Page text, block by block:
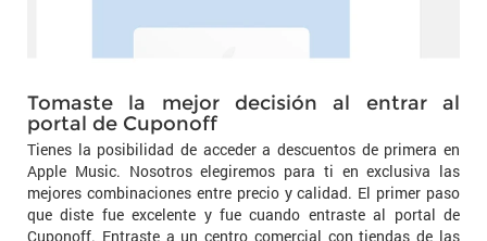
Tomaste la mejor decisión al entrar al
portal de Cuponoff
Tienes la posibilidad de acceder a descuentos de primera en
Apple Music. Nosotros elegiremos para ti en exclusiva las
mejores combinaciones entre precio y calidad. El primer paso
que diste fue excelente y fue cuando entraste al portal de
Cuponoff. Entraste a un centro comercial con tiendas de las